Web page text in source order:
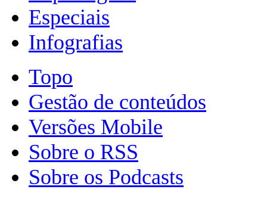
Especiais
Infografias
Topo
Gestão de conteúdos
Versões Mobile
Sobre o RSS
Sobre os Podcasts